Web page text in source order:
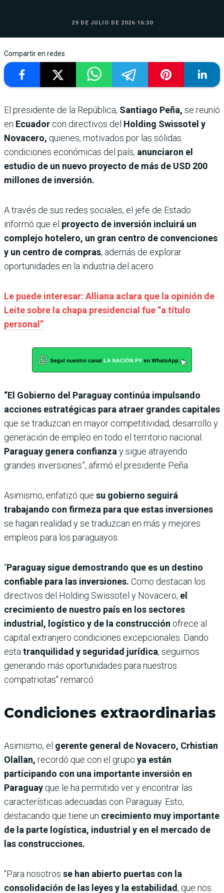
29 DE JULIO DE 2026 16:30
Compartir en redes
El presidente de la República, Santiago Peña, se reunió
en Ecuador con directivos del Holding Swissotel y
Novacero, quienes, motivados por las sólidas
condiciones económicas del país, anunciaron el
estudio de un nuevo proyecto de más de USD 200
millones de inversión.
A través de sus redes sociales, el jefe de Estado
informó que el proyecto de inversión incluirá un
complejo hotelero, un gran centro de convenciones
y un centro de compras, además de explorar
oportunidades en la industria del acero.
Le puede interesar: Alliana aclara que la opinión de
Leite sobre la chapa presidencial fue “a título
personal”
“El Gobierno del Paraguay continúa impulsando
acciones estratégicas para atraer grandes capitales
que se traduzcan en mayor competitividad, desarrollo y
generación de empleo en todo el territorio nacional.
Paraguay genera confianzay sigue atrayendo
grandes inversiones”, afirmó el presidente Peña
Asimismo, enfatizó que su gobierno seguirá
trabajando con firmeza para que estas inversiones
se hagan realidad y se traduzcan en más y mejores
empleos para los paraguayos.
“Paraguay sigue demostrando que es un destino
confiable para las inversiones. Como destacan los
directivos del Holding Swissotel y Novacero, el
crecimiento de nuestro país en los sectores
industrial, logístico y de la construcción ofrece al
capital extranjero condiciones excepcionales. Dando
estatranquilidad y seguridad jurídica, seguimos
generando más oportunidades para nuestros
compatriotas" remarcó.
Condiciones extraordinarias
Asimismo, el gerente general de Novacero, Crhistian
Olallan, recordó que con el grupo ya están
participando con una importante inversión en
Paraguay que le ha permitido ver y encontrar las
características adecuadas con Paraguay. Esto,
destacando que tiene un crecimiento muy importante
de la parte logística, industrial y en el mercado de
las construcciones.
“Para nosotros se han abierto puertas con la
consolidación de las leyes y la estabilidad, que nos